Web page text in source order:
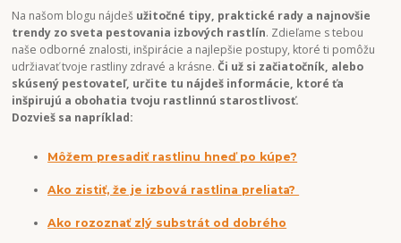
Na našom blogu nájdeš užitočné tipy, praktické rady a najnovšie
trendy zo sveta pestovania izbových rastlín. Zdieľame s tebou
naše odborné znalosti, inšpirácie a najlepšie postupy, ktoré ti pomôžu
udržiavať tvoje rastliny zdravé a krásne.Či už si začiatočník, alebo
skúsený pestovateľ, určite tu nájdeš informácie, ktoré ťa
inšpirujú a obohatia tvoju rastlinnú starostlivosť.
Dozvieš sa napríklad:
Môžem presadiť rastlinu hneď po kúpe?
Ako zistiť, že je izbová rastlina preliata?
Ako rozoznať zlý substrát od dobrého